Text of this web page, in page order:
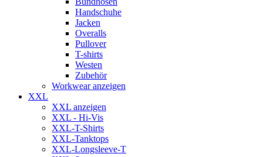
Handschuhe
Jacken
Overalls
Pullover
T-shirts
Westen
Zubehör
Workwear anzeigen
XXL
XXL anzeigen
XXL - Hi-Vis
XXL-T-Shirts
XXL-Tanktops
XXL-Longsleeve-T